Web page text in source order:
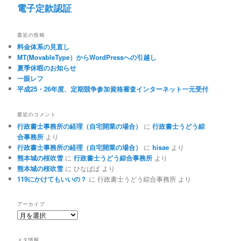
電子定款認証
最近の投稿
料金体系の見直し
MT(MovableType）からWordPressへの引越し
夏季休暇のお知らせ
一眼レフ
平成25・26年度、定期競争参加資格審査インターネット一元受付
最近のコメント
行政書士事務所の経理（自宅開業の場合） に行政書士うどう綜
合事務所 より
行政書士事務所の経理（自宅開業の場合）
にhisae より
熊本城の桜吹雪 に行政書士うどう綜合事務所 より
熊本城の桜吹雪 にひなぱぱ より
119にかけてもいいの？ に行政書士うどう綜合事務所 より
アーカイブ
ア